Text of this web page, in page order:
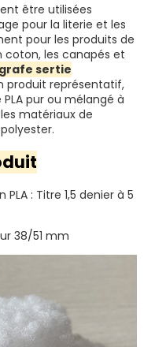
être utilisées
pour la literie et les
pour les produits de
coton, les canapés et
sertie
produit représentatif,
pur ou mélangé à
matériaux de
: Titre 1,5 denier à 5
38/51 mm